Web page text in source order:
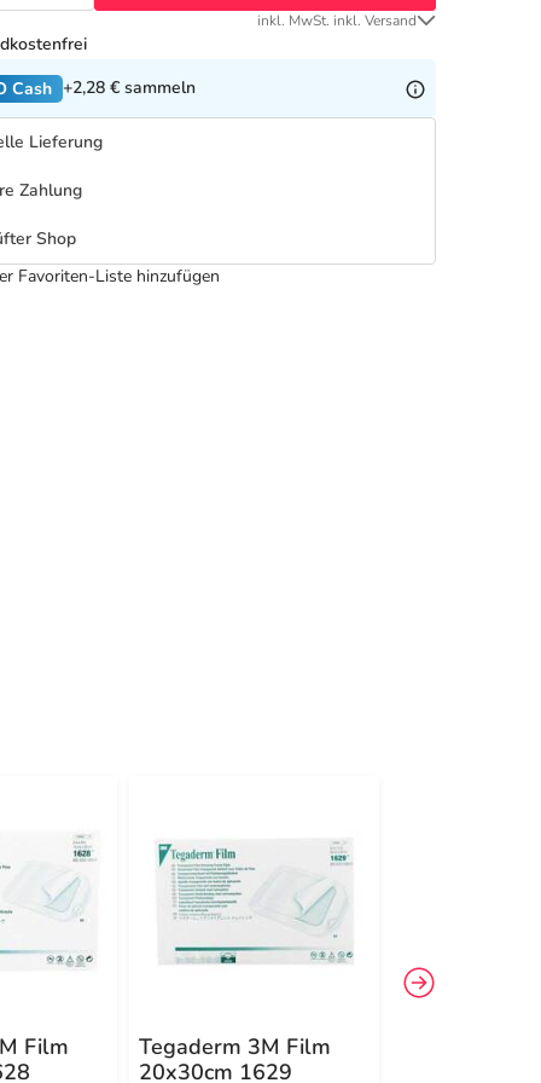
inkl. MwSt. inkl. Versand
Cash +2,28 € sammeln
Lieferung
Zahlung
Shop
Favoriten-Liste hinzufügen
Film
Tegaderm 3M Film
20x30cm 1629